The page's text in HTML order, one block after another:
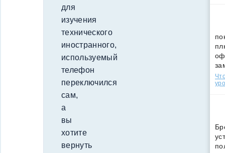
для
изучения
технического
иностранного,
используемый
телефон
переключился
сам,
а
вы
хотите
вернуть